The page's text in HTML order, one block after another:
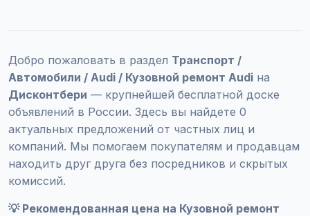
Добро пожаловать в раздел Транспорт /
Автомобили / Audi / Кузовной ремонт Audi на
Дисконтбери — крупнейшей бесплатной доске
объявлений в России. Здесь вы найдете 0
актуальных предложений от частных лиц и
компаний. Мы помогаем покупателям и продавцам
находить друг друга без посредников и скрытых
комиссий.
💡 Рекомендованная цена на Кузовной ремонт